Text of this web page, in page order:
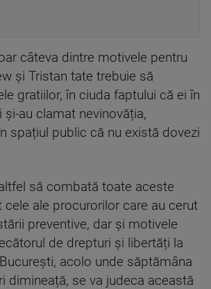
câteva dintre motivele pentru
și Tristan tate trebuie să
gratiilor, în ciuda faptului că ei în
și-au clamat nevinovăția,
spațiul public că nu există dovezi
să combată toate aceste
cele ale procurorilor care au cerut
preventive, dar și motivele
de drepturi și libertăți la
acolo unde săptămâna
dimineață, se va judeca această